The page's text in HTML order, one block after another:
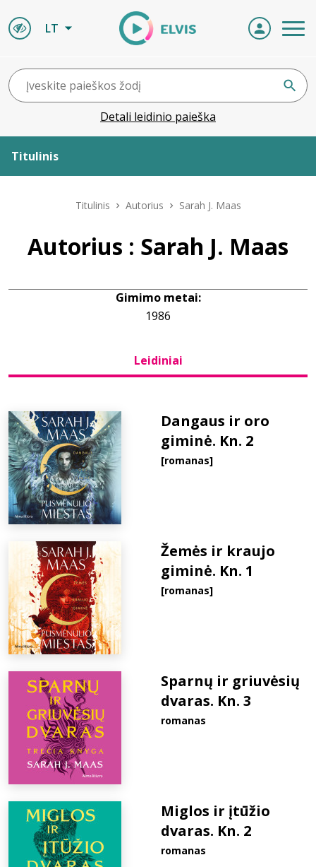
LT
Detali leidinio paieška
Titulinis
Leidiniai
+370 667 80 541
Titulinis Autorius Sarah J. Maas
Autorius : Sarah J. Maas
Gimimo metai:
1986
Leidiniai
Dangaus ir oro
giminė. Kn. 2
[romanas]
Žemės ir kraujo
giminė. Kn. 1
[romanas]
Sparnų ir griuvėsių
dvaras. Kn. 3
romanas
Miglos ir įtūžio
dvaras. Kn. 2
romanas